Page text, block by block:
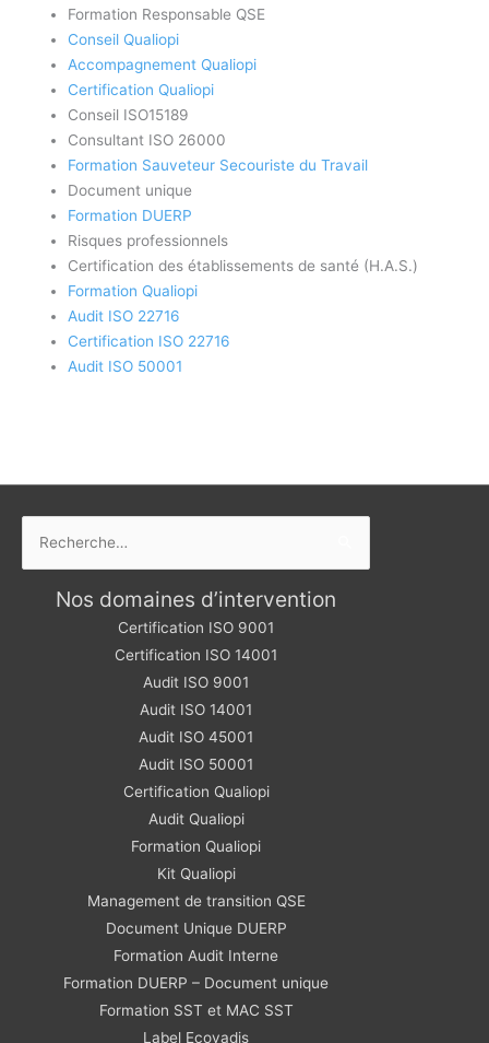
Formation Responsable QSE
Conseil Qualiopi
Accompagnement Qualiopi
Certification Qualiopi
Conseil ISO15189
Consultant ISO 26000
Formation Sauveteur Secouriste du Travail
Document unique
Formation DUERP
Risques professionnels
Certification des établissements de santé (H.A.S.)
Formation Qualiopi
Audit ISO 22716
Certification ISO 22716
Audit ISO 50001
Nos domaines d’intervention
Certification ISO 9001
Certification ISO 14001
Audit ISO 9001
Audit ISO 14001
Audit ISO 45001
Audit ISO 50001
Certification Qualiopi
Audit Qualiopi
Formation Qualiopi
Kit Qualiopi
Management de transition QSE
Document Unique DUERP
Formation Audit Interne
Formation DUERP – Document unique
Formation SST et MAC SST
Label Ecovadis